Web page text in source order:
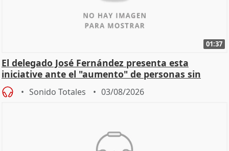
01:37
El delegado José Fernández presenta esta
iniciative ante el "aumento" de personas sin
hogar en Madri
Sonido Totales 03/08/2026